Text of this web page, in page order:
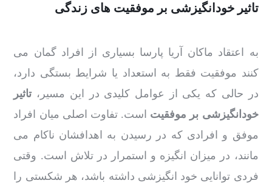
تاثیر خودانگیزشی بر موفقیت های زندگی
به اعتقاد ماکان آریا پارسا بسیاری از افراد گمان می
کنند موفقیت فقط به استعداد یا شرایط بستگی دارد،
در حالی که یکی از عوامل کلیدی در این مسیر، تاثیر
خودانگیزشی بر موفقیت است. تفاوت اصلی میان افراد
موفق و افرادی که در رسیدن به اهدافشان ناکام می
مانند، در میزان انگیزه و استمرار در تلاش است. وقتی
فردی توانایی خود انگیزشی داشته باشد، هر شکستی را